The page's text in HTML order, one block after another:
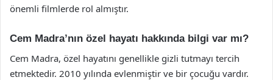
önemli filmlerde rol almıştır.
Cem Madra’nın özel hayatı hakkında bilgi var mı?
Cem Madra, özel hayatını genellikle gizli tutmayı tercih
etmektedir. 2010 yılında evlenmiştir ve bir çocuğu vardır.